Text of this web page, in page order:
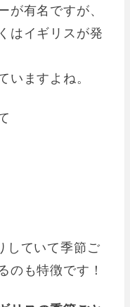
が有名ですが、
はイギリスが発
いますよね。
していて季節ご
のも特徴です！